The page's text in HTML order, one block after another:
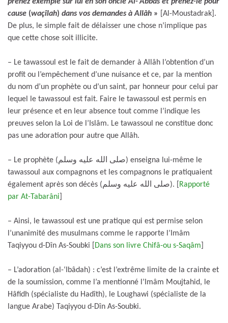
cause (waçîlah) dans vos demandes à Allâh »
[Al-Moustadrak].
De plus, le simple fait de délaisser une chose n’implique pas
que cette chose soit illicite.
– Le tawassoul est le fait de demander à Allâh l’obtention d’un
profit ou l’empêchement d’une nuisance et ce, par la mention
du nom d’un prophète ou d’un saint, par honneur pour celui par
lequel le tawassoul est fait. Faire le tawassoul est permis en
leur présence et en leur absence tout comme l’indique les
preuves selon la Loi de l’Islâm. Le tawassoul ne constitue donc
pas une adoration pour autre que Allâh.
– Le prophète (صلى الله عليه وسلم) enseigna lui-même le
tawassoul aux compagnons et les compagnons le pratiquaient
également après son décès (صلى الله عليه وسلم). [
Rapporté
par At-Tabarâni
– Ainsi, le tawassoul est une pratique qui est permise selon
l’unanimité des musulmans comme le rapporte l’Imâm
Taqiyyou d-Dîn As-Soubki [
Dans son livre Chifâ-ou s-Saqâm
– L’adoration (al-‘Ibâdah) : c’est l’extrême limite de la crainte et
de la soumission, comme l’a mentionné l’Imâm Moujtahid, le
Hâfidh (spécialiste du Hadîth), le Loughawi (spécialiste de la
langue Arabe) Taqiyyou d-Dîn As-Soubki.